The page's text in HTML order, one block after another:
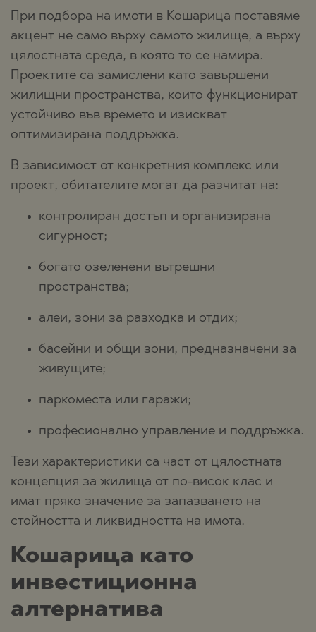
При подбора на имоти в Кошарица поставяме
акцент не само върху самото жилище, а върху
цялостната среда, в която то се намира.
Проектите са замислени като завършени
жилищни пространства, които функционират
устойчиво във времето и изискват
оптимизирана поддръжка.
В зависимост от конкретния комплекс или
проект, обитателите могат да разчитат на:
контролиран достъп и организирана
сигурност;
богато озеленени вътрешни
пространства;
алеи, зони за разходка и отдих;
басейни и общи зони, предназначени за
живущите;
паркоместа или гаражи;
професионално управление и поддръжка.
Тези характеристики са част от цялостната
концепция за жилища от по-висок клас и
имат пряко значение за запазването на
стойността и ликвидността на имота.
Кошарица като
инвестиционна
алтернатива